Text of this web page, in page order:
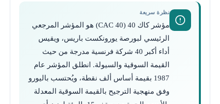
نظرة سريعة
مؤشر كاك 40 (CAC 40) هو المؤشر المرجعي
الرئيسي لبورصة يورونكست باريس، ويقيس
أداء أكبر 40 شركة فرنسية مدرجة من حيث
القيمة السوقية والسيولة. انطلق المؤشر عام
1987 بقيمة أساس ألف نقطة، ويُحتسب باليورو
وفق منهجية الترجيح بالقيمة السوقية المعدلة